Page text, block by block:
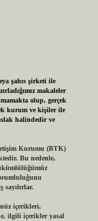
şahıs şirketi ile
makaleler
olup, gerçek
kurum ve kişiler ile
halindedir ve
Kurumu (BTK)
Bu nedenle,
sayılırlar.
içerikleri,
ilgili içerikler yasal